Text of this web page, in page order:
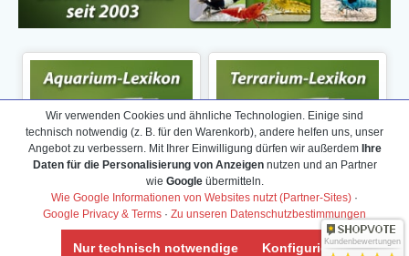
Wir verwenden Cookies und ähnliche Technologien. Einige sind
technisch notwendig (z. B. für den Warenkorb), andere helfen uns, unser
Angebot zu verbessern. Mit Ihrer Einwilligung dürfen wir außerdem Ihre
Daten für die Personalisierung von Anzeigennutzen und an Partner
wie Googleübermitteln.
Wie Google Informationen von Websites nutzt (Partner-Sites) ·
Google Privacy & Terms · Zu unseren Datenschutzbestimmungen
Nur technisch notwendige KonfigurierenKundenbewertungen